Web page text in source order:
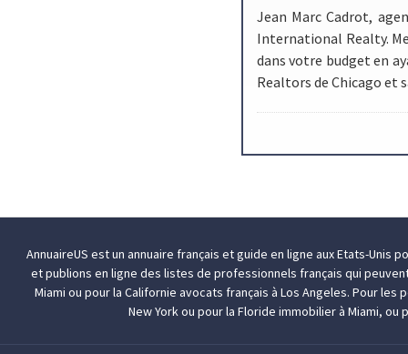
Jean Marc Cadrot,
International Realty.
dans votre budget en
Realtors de Chicago et
AnnuaireUS est un annuaire français et guide en ligne aux Etats-Unis
et publions en ligne des listes de professionnels français qui
Miami ou pour la Californieavocats français à Los Angeles. Pour les
New Yorkou pour la Florideimmobilier à Miami, ou